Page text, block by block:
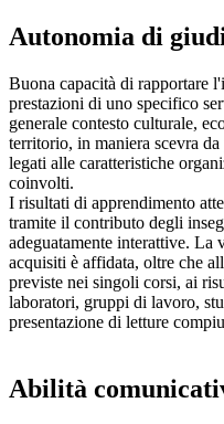
Autonomia di
Buona capacità di rapportare
prestazioni di uno specifico
generale contesto culturale,
territorio, in maniera scevra
legati alle caratteristiche
coinvolti.
I risultati di apprendimento
tramite il contributo degli
adeguatamente interattive.
acquisiti è affidata, oltre che
previste nei singoli corsi, ai
laboratori, gruppi di lavoro,
presentazione di letture
Abilità